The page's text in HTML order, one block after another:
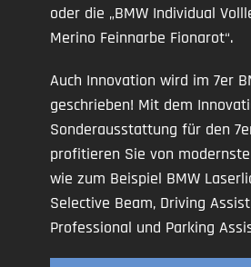
oder die „BMW Individual
Merino Feinnarbe Fionarot“.
Auch Innovation wird im 7er
geschrieben! Mit dem
Sonderausstattung für den
profitieren Sie von
wie zum Beispiel BMW
Selective Beam, Driving
Professional und Parking